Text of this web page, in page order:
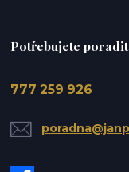
Potřebujete
777 259 926